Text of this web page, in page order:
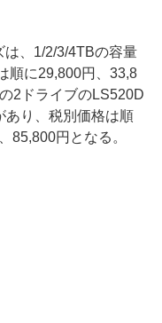
、1/2/3/4TBの容量
順に29,800円、33,8
2ドライブのLS520D
あり、税別価格は順
85,800円となる。